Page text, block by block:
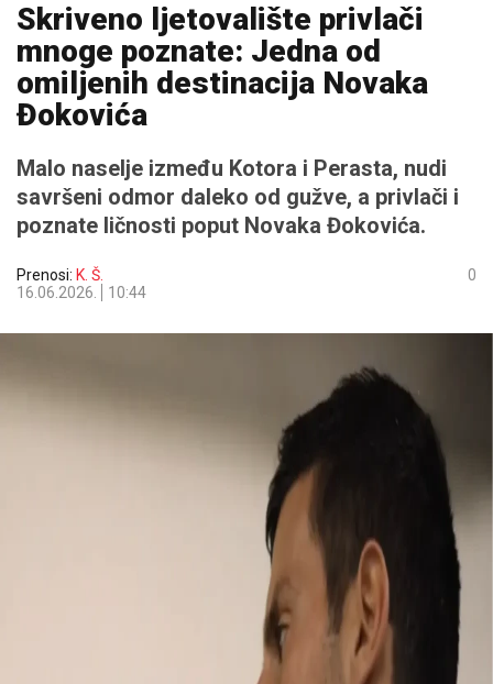
Skriveno ljetovalište privlači
mnoge poznate: Jedna od
omiljenih destinacija Novaka
Đokovića
Malo naselje između Kotora i Perasta, nudi
savršeni odmor daleko od gužve, a privlači i
poznate ličnosti poput Novaka Đokovića.
Prenosi: K. Š.
16.06.2026.
10:44
0